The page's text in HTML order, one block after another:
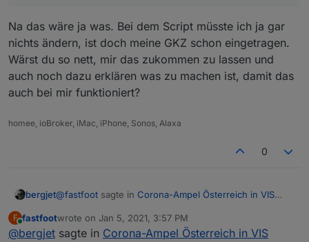
Na das wäre ja was. Bei dem Script müsste ich ja gar
nichts ändern, ist doch meine GKZ schon eingetragen.
Wärst du so nett, mir das zukommen zu lassen und
auch noch dazu erklären was zu machen ist, damit das
auch bei mir funktioniert?
homee, ioBroker, iMac, iPhone, Sonos, Alaxa
0
bergjet@fastfoot sagte in Corona-Ampel Österreich in VIS
Ich hätte das hier, ist noch nicht ganz fertig und
F
Online
fastfootwrote on Jan 5, 2021, 3:57 PM
last edited by
@bergjet sagte in Corona-Ampel Österreich in VIS